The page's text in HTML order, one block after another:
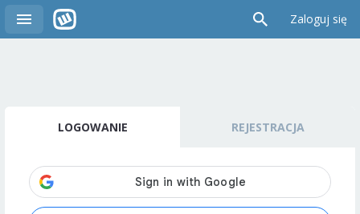
Zaloguj się
LOGOWANIE REJESTRACJA